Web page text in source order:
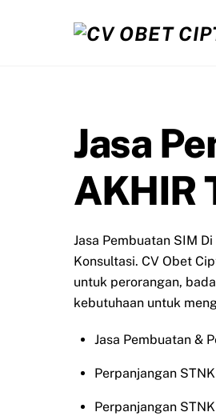
Jasa
AKHIR
Jasa Pembuatan SIM
Konsultasi. CV Obet
untuk perorangan,
kebutuhaan untuk
Jasa Pembuatan &
Perpanjangan
Perpanjangan